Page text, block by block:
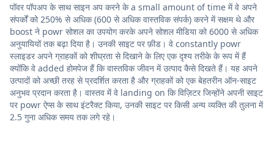
पॉवर पॉपअप के साथ साइन अप करने के a small amount of time में वे अपने
संपर्कों को 250% से अधिक (600 से अधिक वास्तविक संपर्क) करने में सक्षम थे और
boost ने powr सोशल का उपयोग करके अपने सोशल मीडिया को 6000 से अधिक
अनुयायियों तक बढ़ा दिया है। उनकी साइट पर फ़ीड। वे constantly powr
स्लाइडर अपने ग्राहकों को शीघ्रता से दिखाने के लिए एक दृश्य तरीके के रूप में हैं
क्योंकि वे added होमपेज हैं कि वास्तविक जीवन में उत्पाद कैसे दिखते हैं। यह अपने
उत्पादों को अच्छी तरह से प्रदर्शित करता है और ग्राहकों को एक बेहतरीन ऑन-साइट
अनुभव प्रदान करता है। वास्तव में वे landing on कि विज़िटर जिन्होंने अपनी साइट
पर powr ऐप्स के साथ इंटरैक्ट किया, उनकी साइट पर किसी अन्य व्यक्ति की तुलना में
2.5 गुना अधिक समय तक लगे रहे।